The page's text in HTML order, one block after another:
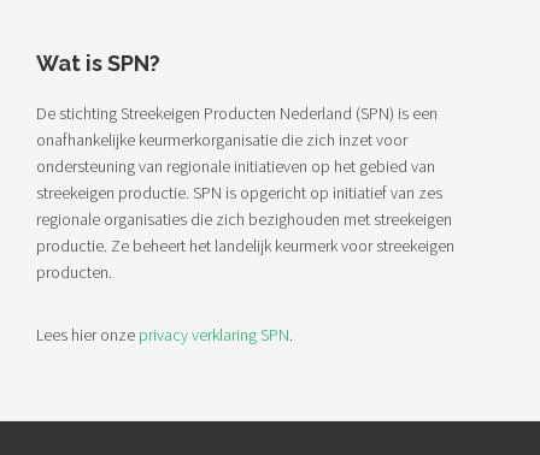
Wat is SPN?
De stichting Streekeigen Producten Nederland (SPN) is een
onafhankelijke keurmerkorganisatie die zich inzet voor
ondersteuning van regionale initiatieven op het gebied van
streekeigen productie. SPN is opgericht op initiatief van zes
regionale organisaties die zich bezighouden met streekeigen
productie. Ze beheert het landelijk keurmerk voor streekeigen
producten.
Lees hier onze privacy verklaring SPN.